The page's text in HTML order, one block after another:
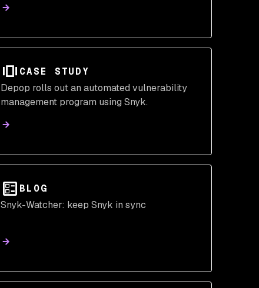
CASE STUDY
Depop rolls out an automated vulnerability
management program using Snyk.
BLOG
Snyk-Watcher: keep Snyk in sync